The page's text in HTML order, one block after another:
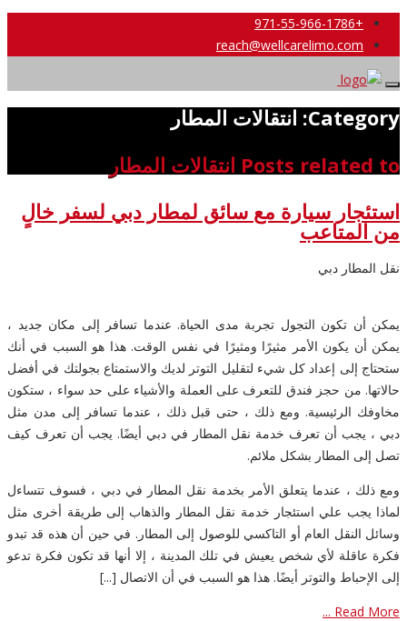
+971-55-966-1786
reach@wellcarelimo.com
Category: انتقالات المطار
Posts related to انتقالات المطار
استئجار سيارة مع سائق لمطار دبي لسفر خالٍ
من المتاعب
نقل المطار دبي
يمكن أن تكون التجول تجربة مدى الحياة. عندما تسافر إلى مكان جديد ،
يمكن أن يكون الأمر مثيرًا ومثيرًا في نفس الوقت. هذا هو السبب في أنك
ستحتاج إلى إعداد كل شيء لتقليل التوتر لديك والاستمتاع بجولتك في أفضل
حالاتها. من حجز فندق للتعرف على العملة والأشياء على حد سواء ، ستكون
مخاوفك الرئيسية. ومع ذلك ، حتى قبل ذلك ، عندما تسافر إلى مدن مثل
دبي ، يجب أن تعرف خدمة نقل المطار في دبي أيضًا. يجب أن تعرف كيف
تصل إلى المطار بشكل ملائم.
ومع ذلك ، عندما يتعلق الأمر بخدمة نقل المطار في دبي ، فسوف تتساءل
لماذا يجب علي استئجار خدمة نقل المطار والذهاب إلى طريقة أخرى مثل
وسائل النقل العام أو التاكسي للوصول إلى المطار. في حين أن هذه قد تبدو
فكرة عاقلة لأي شخص يعيش في تلك المدينة ، إلا أنها قد تكون فكرة تدعو
إلى الإحباط والتوتر أيضًا. هذا هو السبب في أن الاتصال [...]
Read More ...